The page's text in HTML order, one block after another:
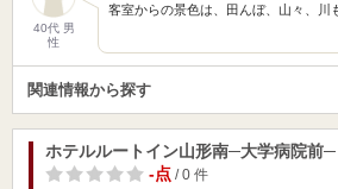
40代 男
性
客室からの景色は、田んぼ、山々、川
関連情報から探す
ホテルルートイン山形南─大学病院前─
-点/ 0 件